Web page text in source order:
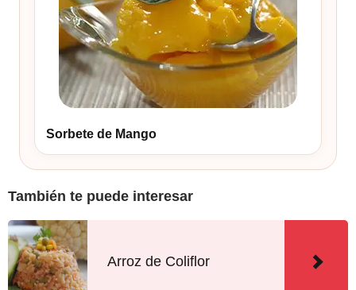
Sorbete de Mango
También te puede interesar
Arroz de Coliflor